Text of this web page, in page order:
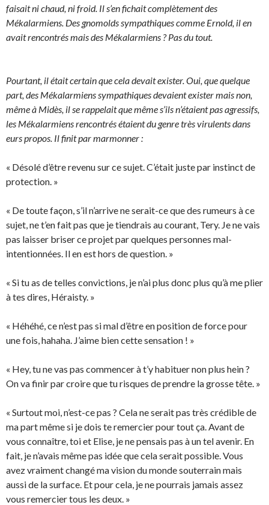
faisait ni chaud, ni froid. Il s’en fichait complètement des
Mékalarmiens. Des gnomolds sympathiques comme Ernold, il en
avait rencontrés mais des Mékalarmiens ? Pas du tout.
Pourtant, il était certain que cela devait exister. Oui, que quelque
part, des Mékalarmiens sympathiques devaient exister mais non,
même à Midès, il se rappelait que même s’ils n’étaient pas agressifs,
les Mékalarmiens rencontrés étaient du genre très virulents dans
eurs propos. Il finit par marmonner :
« Désolé d’être revenu sur ce sujet. C’était juste par instinct de
protection. »
« De toute façon, s’il n’arrive ne serait-ce que des rumeurs à ce
sujet, ne t’en fait pas que je tiendrais au courant, Tery. Je ne vais
pas laisser briser ce projet par quelques personnes mal-
intentionnées. Il en est hors de question. »
« Si tu as de telles convictions, je n’ai plus donc plus qu’à me plier
à tes dires, Héraisty. »
« Héhéhé, ce n’est pas si mal d’être en position de force pour
une fois, hahaha. J’aime bien cette sensation ! »
« Hey, tu ne vas pas commencer à t’y habituer non plus hein ?
On va finir par croire que tu risques de prendre la grosse tête. »
« Surtout moi, n’est-ce pas ? Cela ne serait pas très crédible de
ma part même si je dois te remercier pour tout ça. Avant de
vous connaître, toi et Elise, je ne pensais pas à un tel avenir. En
fait, je n’avais même pas idée que cela serait possible. Vous
avez vraiment changé ma vision du monde souterrain mais
aussi de la surface. Et pour cela, je ne pourrais jamais assez
vous remercier tous les deux. »